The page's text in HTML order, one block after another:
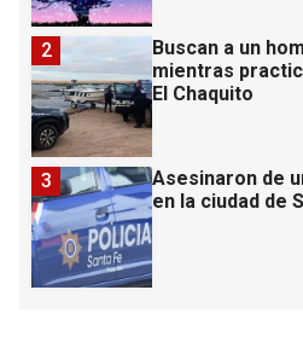
Buscan a un
mientras
El Chaquito
2
Asesinaron de
en la ciudad de
3